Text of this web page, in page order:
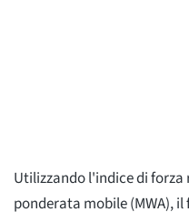
Utilizzando l'indice di forza
ponderata mobile (MWA),